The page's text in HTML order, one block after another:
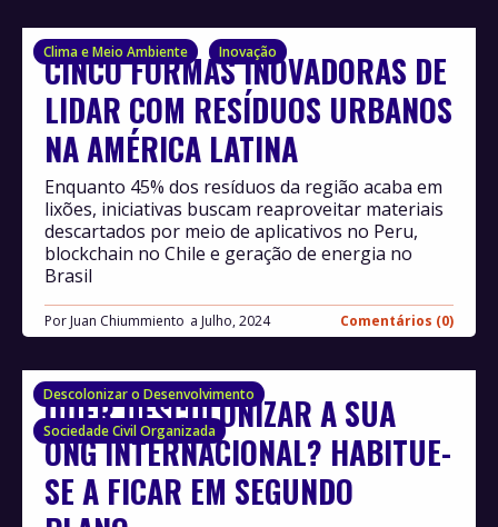
Clima e Meio Ambiente Inovação
CINCO FORMAS INOVADORAS DE
LIDAR COM RESÍDUOS URBANOS
NA AMÉRICA LATINA
Por Juan Chiummiento Julho, 2024 Comentários (0)
Enquanto 45% dos resíduos da região acaba em
lixões, iniciativas buscam reaproveitar materiais
descartados por meio de aplicativos no Peru,
blockchain no Chile e geração de energia no
Brasil
Descolonizar o Desenvolvimento
Sociedade Civil Organizada
QUER DESCOLONIZAR A SUA
ONG INTERNACIONAL? HABITUE-
SE A FICAR EM SEGUNDO